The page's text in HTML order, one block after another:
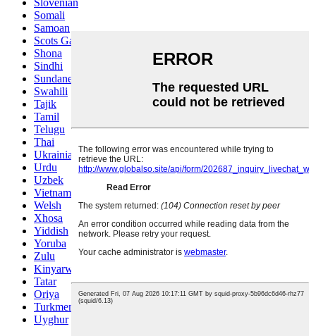
Slovenian
Somali
Samoan
Scots Gaelic
Shona
Sindhi
Sundanese
Swahili
Tajik
Tamil
Telugu
Thai
Ukrainian
Urdu
Uzbek
Vietnamese
Welsh
Xhosa
Yiddish
Yoruba
Zulu
Kinyarwanda
Tatar
Oriya
Turkmen
Uyghur